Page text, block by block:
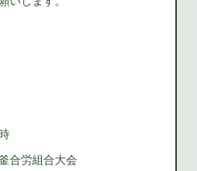
合労組合大会